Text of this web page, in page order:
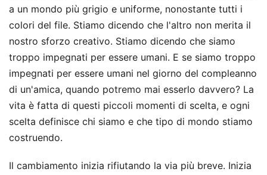
a un mondo più grigio e uniforme, nonostante tutti i
colori del file. Stiamo dicendo che l'altro non merita il
nostro sforzo creativo. Stiamo dicendo che siamo
troppo impegnati per essere umani. E se siamo troppo
impegnati per essere umani nel giorno del compleanno
di un'amica, quando potremo mai esserlo davvero? La
vita è fatta di questi piccoli momenti di scelta, e ogni
scelta definisce chi siamo e che tipo di mondo stiamo
costruendo.
Il cambiamento inizia rifiutando la via più breve. Inizia